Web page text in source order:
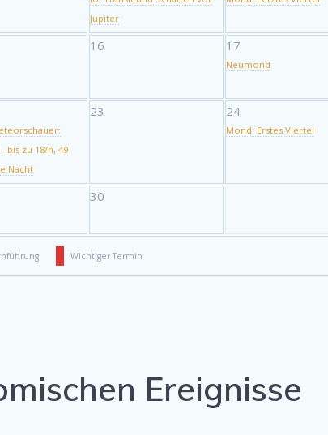
Jupiter
16 17
Neumond
bis zu 18/h, 49
Nacht
23 24
Mond: Erstes Viertel
30
Wichtiger Termin
Ereignisse